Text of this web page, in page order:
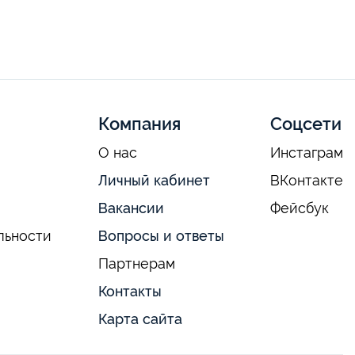
Компания
О нас
Личный кабинет
Вакансии
Вопросы и ответы
Партнерам
Контакты
Карта сайта
Соцсети
Инстаграм
ВКонтакте
Фейсбук